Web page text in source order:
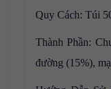
Quy Cách: Túi
Thành Phần:
đường (15%),